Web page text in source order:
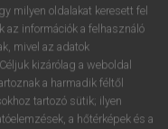
megtekintéséhez.
milyen oldalakat keresett fel
az információk a felhasználó
mivel az adatok
kizárólag a weboldal
a harmadik féltől
tartozó sütik; ilyen
a hőtérképek és a